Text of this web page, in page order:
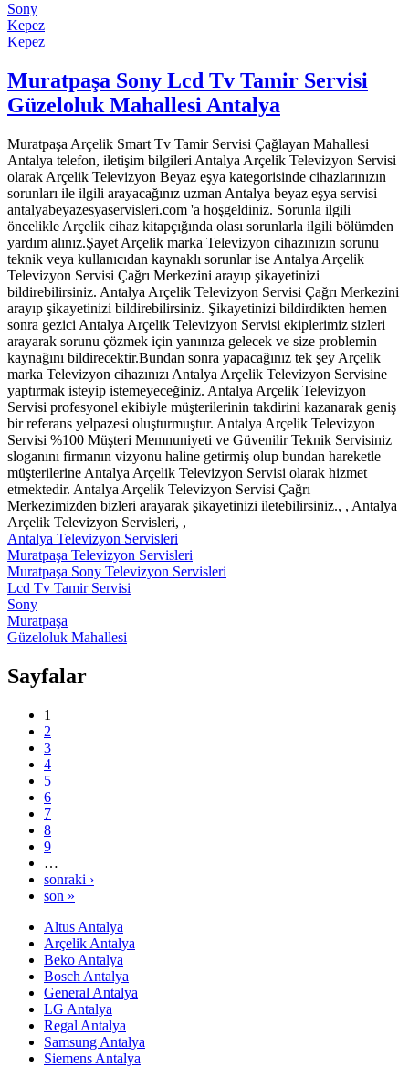
Sony
Kepez
Kepez
Muratpaşa Sony Lcd Tv Tamir Servisi
Güzeloluk Mahallesi Antalya
Muratpaşa Arçelik Smart Tv Tamir Servisi Çağlayan Mahallesi
Antalya telefon, iletişim bilgileri Antalya Arçelik Televizyon Servisi
olarak Arçelik Televizyon Beyaz eşya kategorisinde cihazlarınızın
sorunları ile ilgili arayacağınız uzman Antalya beyaz eşya servisi
antalyabeyazesyaservisleri.com 'a hoşgeldiniz. Sorunla ilgili
öncelikle Arçelik cihaz kitapçığında olası sorunlarla ilgili bölümden
yardım alınız.Şayet Arçelik marka Televizyon cihazınızın sorunu
teknik veya kullanıcıdan kaynaklı sorunlar ise Antalya Arçelik
Televizyon Servisi Çağrı Merkezini arayıp şikayetinizi
bildirebilirsiniz. Antalya Arçelik Televizyon Servisi Çağrı Merkezini
arayıp şikayetinizi bildirebilirsiniz. Şikayetinizi bildirdikten hemen
sonra gezici Antalya Arçelik Televizyon Servisi ekiplerimiz sizleri
arayarak sorunu çözmek için yanınıza gelecek ve size problemin
kaynağını bildirecektir.Bundan sonra yapacağınız tek şey Arçelik
marka Televizyon cihazınızı Antalya Arçelik Televizyon Servisine
yaptırmak isteyip istemeyeceğiniz. Antalya Arçelik Televizyon
Servisi profesyonel ekibiyle müşterilerinin takdirini kazanarak geniş
bir referans yelpazesi oluşturmuştur. Antalya Arçelik Televizyon
Servisi %100 Müşteri Memnuniyeti ve Güvenilir Teknik Servisiniz
sloganını firmanın vizyonu haline getirmiş olup bundan hareketle
müşterilerine Antalya Arçelik Televizyon Servisi olarak hizmet
etmektedir. Antalya Arçelik Televizyon Servisi Çağrı
Merkezimizden bizleri arayarak şikayetinizi iletebilirsiniz., , Antalya
Arçelik Televizyon Servisleri, ,
Antalya Televizyon Servisleri
Muratpaşa Televizyon Servisleri
Muratpaşa Sony Televizyon Servisleri
Lcd Tv Tamir Servisi
Sony
Muratpaşa
Güzeloluk Mahallesi
Sayfalar
1
2
3
4
5
6
7
8
9
…
sonraki ›
son »
Altus Antalya
Arçelik Antalya
Beko Antalya
Bosch Antalya
General Antalya
LG Antalya
Regal Antalya
Samsung Antalya
Siemens Antalya